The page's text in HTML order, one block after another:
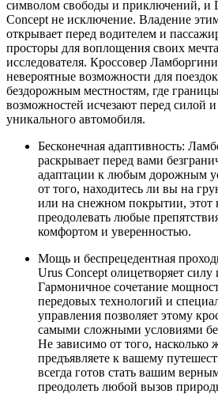
символом свободы и приключений, и
Concept не исключение. Владение
открывает перед водителем и
просторы для воплощения своих
исследователя. Кроссовер
невероятные возможности для
бездорожным местностям, где
возможностей исчезают перед силой
уникального автомобиля.
Бесконечная адаптивность:
раскрывает перед вами
адаптации к любым дорожным
от того, находитесь ли вы на
или на снежном покрытии, этот
преодолевать любые
комфортом и уверенностью.
Мощь и беспрецедентная
Urus Concept олицетворяет силу
Гармоничное сочетание
передовых технологий и
управления позволяет этому
самыми сложными условиями
Не зависимо от того, насколько
предъявляете к вашему
всегда готов стать вашим
преодолеть любой вызов